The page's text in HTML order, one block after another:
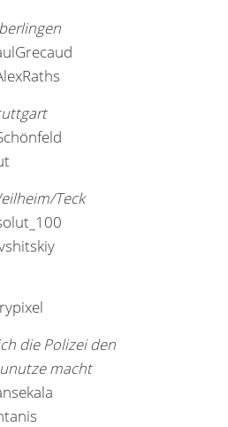
Teck
die Polizei den
macht